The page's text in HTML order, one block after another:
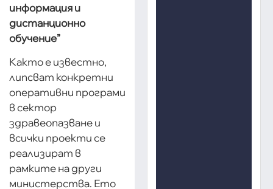
информация и
дистанционно
обучение”
Както е известно,
липсват конкретни
оперативни програми
в сектор
здравеопазване и
всички проекти се
реализират в
рамките на други
министерства. Ето